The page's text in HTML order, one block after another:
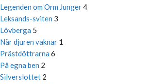
Legenden om Orm Junger4
Leksands-sviten 3
Lövberga 5
När djuren vaknar 1
Prästdöttrarna 6
På egna ben 2
Silverslottet 2